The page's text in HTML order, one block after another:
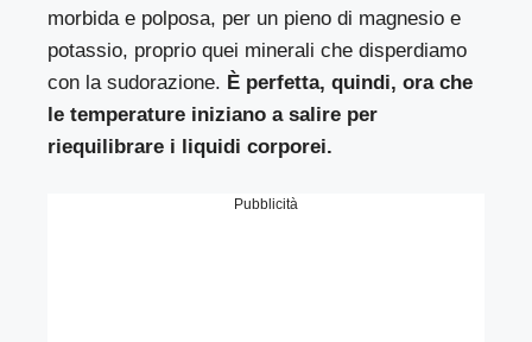
morbida e polposa, per un pieno di magnesio e
potassio, proprio quei minerali che disperdiamo
con la sudorazione. È perfetta, quindi, ora che
le temperature iniziano a salire per
riequilibrare i liquidi corporei.
Pubblicità